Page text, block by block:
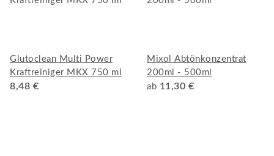
Glutoclean Multi Power
Kraftreiniger MKX 750 ml
8,48 €
Mixol Abtönkonzentrat
200ml - 500ml
ab 11,30 €